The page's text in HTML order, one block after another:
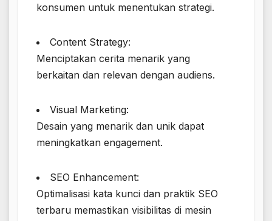
konsumen untuk menentukan strategi.
Content Strategy:
Menciptakan cerita menarik yang
berkaitan dan relevan dengan audiens.
Visual Marketing:
Desain yang menarik dan unik dapat
meningkatkan engagement.
SEO Enhancement:
Optimalisasi kata kunci dan praktik SEO
terbaru memastikan visibilitas di mesin